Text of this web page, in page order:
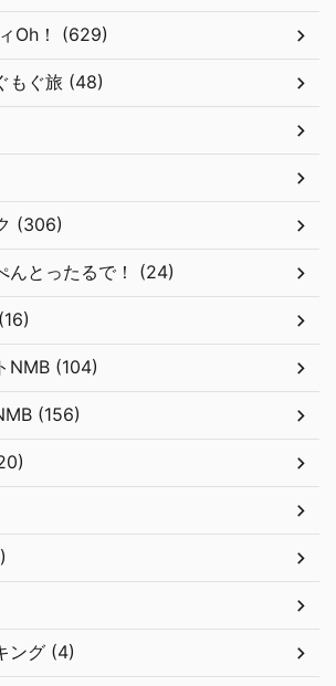
Oh！ (629)
もぐ旅 (48)
(306)
んとったるで！ (24)
NMB (104)
(156)
ング (4)